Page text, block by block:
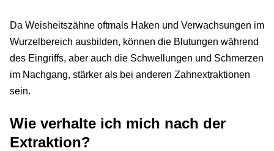
Da Weisheitszähne oftmals Haken und Verwachsungen im
Wurzelbereich ausbilden, können die Blutungen während
des Eingriffs, aber auch die Schwellungen und Schmerzen
im Nachgang, stärker als bei anderen Zahnextraktionen
sein.
Wie verhalte ich mich nach der
Extraktion?